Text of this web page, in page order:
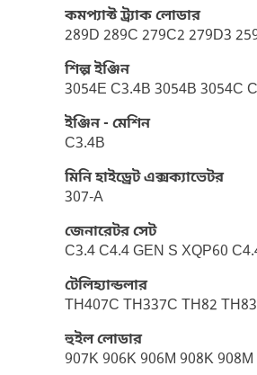
কমপ্যাক্ট ট্র্যাক লোডার
289D 289C 279C2 279D3
শিল্প ইঞ্জিন
3054E C3.4B 3054B 3054C
ইঞ্জিন - মেশিন
C3.4B
মিনি হাইড্রেট এক্সক্যাভেটর
307-A
জেনারেটর সেট
C3.4 C4.4 GEN S XQP60
টেলিহ্যান্ডলার
TH407C TH337C TH82
হুইল লোডার
907K 906K 906M 908K 908M